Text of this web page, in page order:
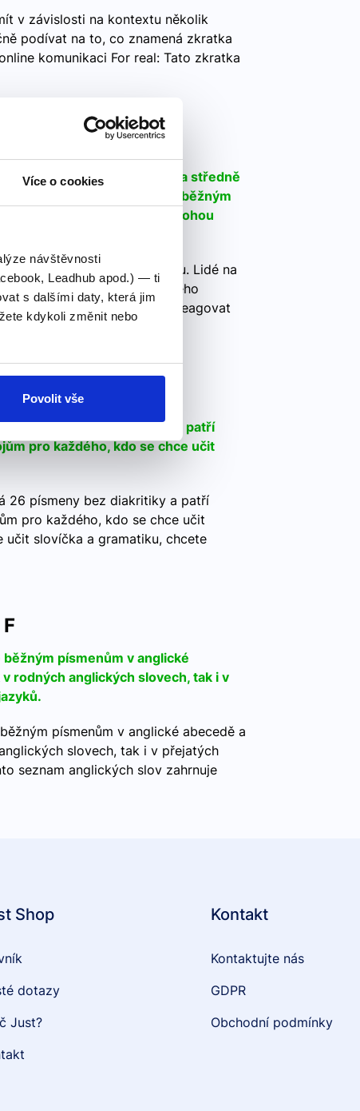
Více o cookies
návštěvnosti
Leadhub apod.) — ti
s dalšími daty, která jim
kdykoli změnit nebo
Povolit vše
v závislosti na kontextu několik
podívat na to, co znamená zkratka
komunikaci For real: Tato zkratka
která je považována za středně
úrovni dokážou porozumět běžným
veškeré situace, které mohou
za středně pokročilou. Lidé na
mluveného i psaného
výrazů. Dokážou spontánně reagovat
abecedy
26 písmeny bez diakritiky a patří
pro každého, kdo se chce učit
26 písmeny bez diakritiky a patří
pro každého, kdo se chce učit
učit slovíčka a gramatiku, chcete
písmenům v anglické
rodných anglických slovech, tak i v
písmenům v anglické abecedě a
slovech, tak i v přejatých
seznam anglických slov zahrnuje
Shop
dotazy
Just?
Kontakt
Kontaktujte nás
GDPR
Obchodní podmínky